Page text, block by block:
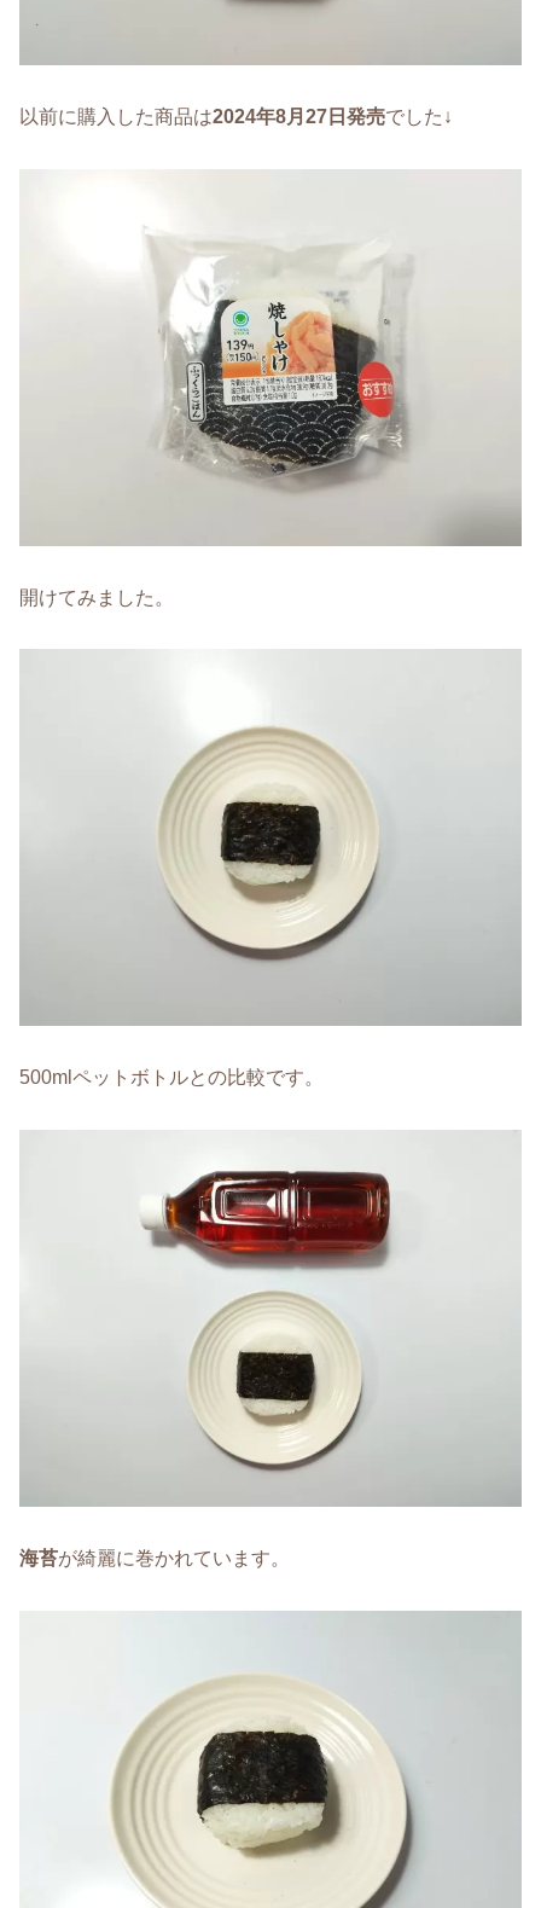
以前に購入した商品は2024年8月27日発売でした↓
開けてみました。
500mlペットボトルとの比較です。
海苔が綺麗に巻かれています。